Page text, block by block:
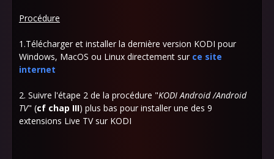
Procédure
1.Télécharger et installer la dernière version KODI pour
Windows, MacOS ou Linux directement sur ce site
internet
2. Suivre l'étape 2 de la procédure "KODI Android /Android
TV" (cf chap III) plus bas pour installer une des 9
extensions Live TV sur KODI